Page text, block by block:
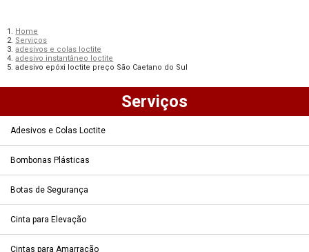
Home
Serviços
adesivos e colas loctite
adesivo instantâneo loctite
adesivo epóxi loctite preço São Caetano do Sul
Serviços
Adesivos e Colas Loctite
Bombonas Plásticas
Botas de Segurança
Cinta para Elevação
Cintas para Amarração